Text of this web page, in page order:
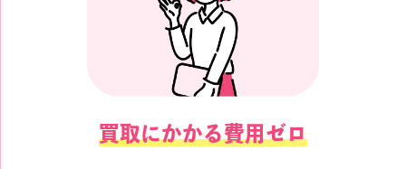
買取にかかる費用ゼロ